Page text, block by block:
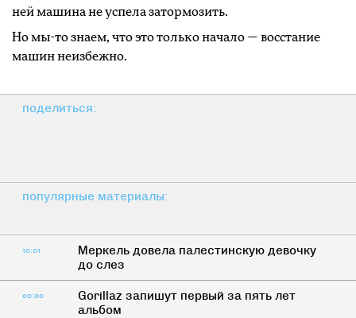
ней машина не успела затормозить.
Но мы-то знаем, что это только начало — восстание
машин неизбежно.
поделиться:
популярные материалы:
10:01
Меркель довела палестинскую девочку
до слез
00:00
Gorillaz запишут первый за пять лет
альбом